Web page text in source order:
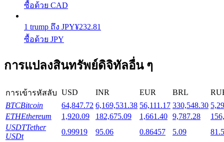
การลงทุนพิเศษสำหรับผู้ถือ BTR
ซื้อด้วย CAD
1 trump ถึง JPY¥232.81
ซื้อด้วย JPY
การแปลงสินทรัพย์ดิจิทัลอื่น ๆ
การเข้ารหัสลับ USD INR EUR BRL
BTCBitcoin 64,847.72 6,169,531.38 56,111.17 330,548.30
ETHEthereum 1,920.09 182,675.09 1,661.40 9,787.28
USDTTether
USDt
0.99919 95.06 0.86457 5.09